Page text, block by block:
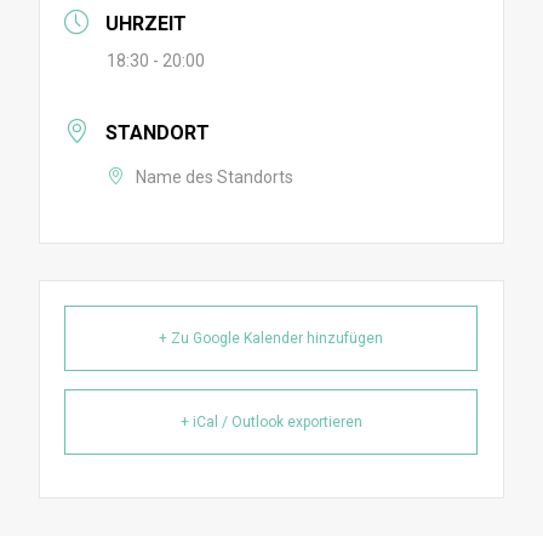
UHRZEIT
18:30 - 20:00
STANDORT
Name des Standorts
+ Zu Google Kalender hinzufügen
+ iCal / Outlook exportieren